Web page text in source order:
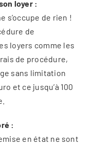
loyer :
s’occupe de rien !
de
loyers comme les
de procédure,
sans limitation
et ce jusqu’à 100
:
en état ne sont